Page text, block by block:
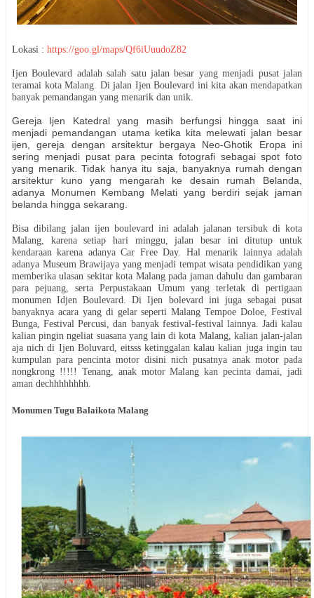
Lokasi : https://goo.gl/maps/Qf6iUuudoZ82
Ijen Boulevard adalah salah satu jalan besar yang menjadi pusat jalan
teramai kota Malang. Di jalan Ijen Boulevard ini kita akan mendapatkan
banyak pemandangan yang menarik dan unik.
Gereja Ijen Katedral yang masih berfungsi hingga saat ini
menjadi pemandangan utama ketika kita melewati jalan besar
ijen, gereja dengan arsitektur bergaya Neo-Ghotik Eropa ini
sering menjadi pusat para pecinta fotografi sebagai spot foto
yang menarik. Tidak hanya itu saja, banyaknya rumah dengan
arsitektur kuno yang mengarah ke desain rumah Belanda,
adanya Monumen Kembang Melati yang berdiri sejak jaman
belanda hingga sekarang.
Bisa dibilang jalan ijen boulevard ini adalah jalanan tersibuk di kota
Malang, karena setiap hari minggu, jalan besar ini ditutup untuk
kendaraan karena adanya Car Free Day. Hal menarik lainnya adalah
adanya Museum Brawijaya yang menjadi tempat wisata pendidikan yang
memberika ulasan sekitar kota Malang pada jaman dahulu dan gambaran
para pejuang, serta Perpustakaan Umum yang terletak di pertigaan
monumen Idjen Boulevard. Di Ijen bolevard ini juga sebagai pusat
banyaknya acara yang di gelar seperti Malang Tempoe Doloe, Festival
Bunga, Festival Percusi, dan banyak festival-festival lainnya. Jadi kalau
kalian pingin ngeliat suasana yang lain di kota Malang, kalian jalan-jalan
aja nich di Ijen Boluvard, eitsss ketinggalan kalau kalian juga ingin tau
kumpulan para pencinta motor disini nich pusatnya anak motor pada
nongkrong !!!!! Tenang, anak motor Malang kan pecinta damai, jadi
aman dechhhhhhhh.
Monumen Tugu Balaikota Malang